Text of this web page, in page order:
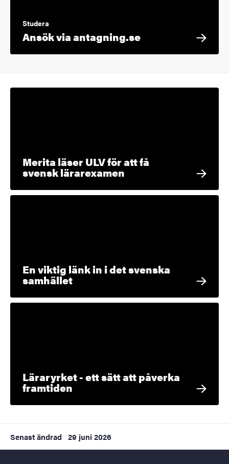
Studera
Ansök via antagning.se
Merita läser ULV för att få
svensk lärarexamen
En viktig länk in i det svenska
samhället
Läraryrket - ett sätt att påverka
framtiden
Senast ändrad 29 juni 2026